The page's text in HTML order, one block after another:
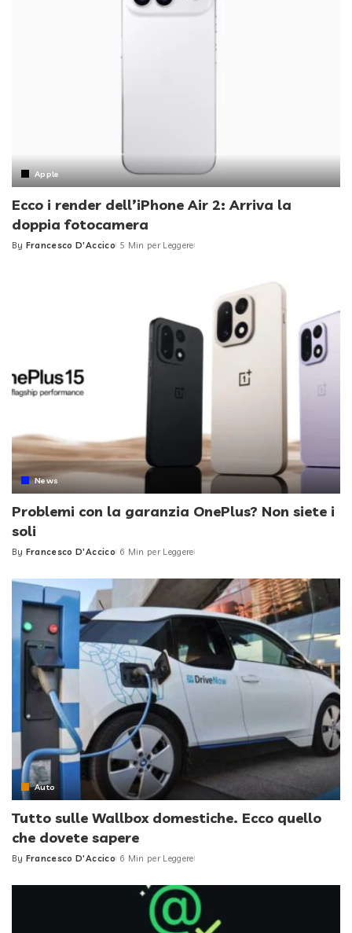
Apple
Ecco i render dell’iPhone Air 2: Arriva la
doppia fotocamera
Posted
By Francesco D'Accico 5 Min per Leggere
News
Problemi con la garanzia OnePlus? Non siete i
soli
Posted
By Francesco D'Accico 6 Min per Leggere
Auto
Tutto sulle Wallbox domestiche. Ecco quello
che dovete sapere
Posted
By Francesco D'Accico 6 Min per Leggere